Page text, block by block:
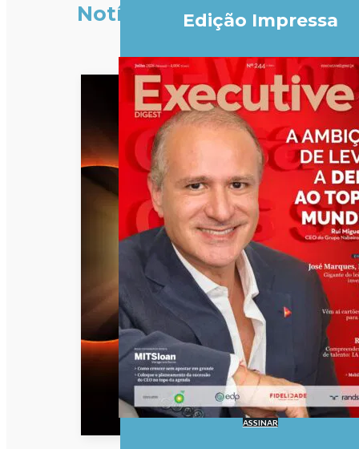
Notícias
Edição Impressa
ASSINAR